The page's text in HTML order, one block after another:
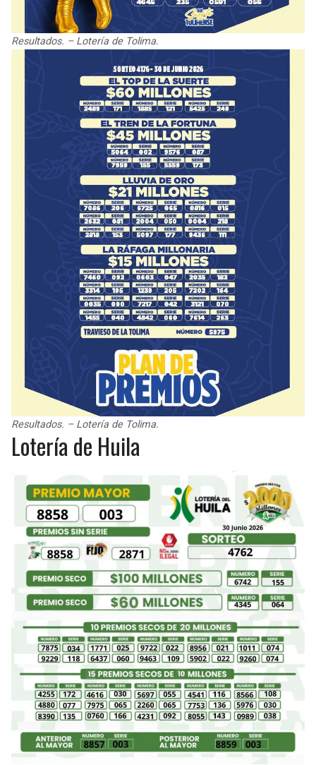
Resultados. – Lotería de Tolima.
Resultados. – Lotería de Tolima.
Lotería de Huila